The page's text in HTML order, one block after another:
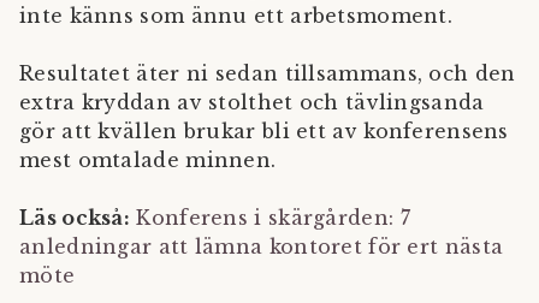
inte känns som ännu ett arbetsmoment.
Resultatet äter ni sedan tillsammans, och den
extra kryddan av stolthet och tävlingsanda
gör att kvällen brukar bli ett av konferensens
mest omtalade minnen.
Läs också: Konferens i skärgården: 7
anledningar att lämna kontoret för ert nästa
möte